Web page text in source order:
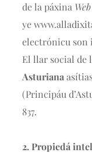
de la páxina Web
ye
electrónicu son
El llar social de
Asturiana
(Principáu
837.
2. Propiedá